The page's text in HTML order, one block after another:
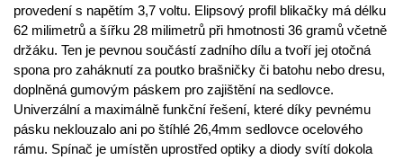
provedení s napětím 3,7 voltu. Elipsový profil blikačky má délku
62 milimetrů a šířku 28 milimetrů při hmotnosti 36 gramů včetně
držáku. Ten je pevnou součástí zadního dílu a tvoří jej otočná
spona pro zaháknutí za poutko brašničky či batohu nebo dresu,
doplněná gumovým páskem pro zajištění na sedlovce.
Univerzální a maximálně funkční řešení, které díky pevnému
pásku neklouzalo ani po štíhlé 26,4mm sedlovce ocelového
rámu. Spínač je umístěn uprostřed optiky a diody svítí dokola